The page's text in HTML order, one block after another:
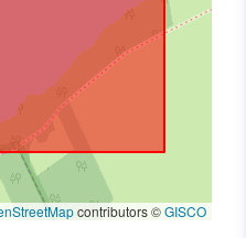
contributors ©GISCO